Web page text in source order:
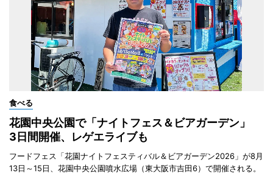
食べる
花園中央公園で「ナイトフェス＆ビアガーデン」
3日間開催、レゲエライブも
フードフェス「花園ナイトフェスティバル＆ビアガーデン2026」が8月
13日～15日、花園中央公園噴水広場（東大阪市吉田6）で開催される。